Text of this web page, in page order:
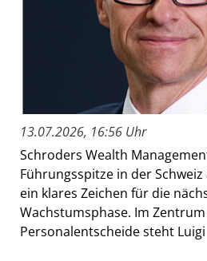
13.07.2026, 16:56 Uhr
Schroders Wealth
Führungsspitze in der
ein klares Zeichen für die
Wachstumsphase. Im
Personalentscheide steht